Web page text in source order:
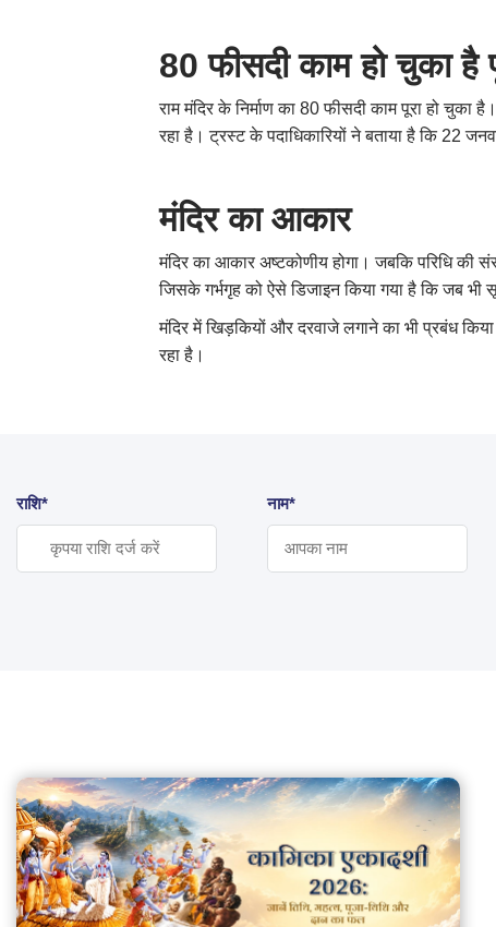
80 फीसदी काम हो चुका है
राम मंदिर के निर्माण का 80 फीसदी काम पूरा हो
रहा है। ट्रस्ट के पदाधिकारियों ने बताया है कि 22
मंदिर का आकार
मंदिर का आकार अष्टकोणीय होगा। जबकि परिधि की
जिसके गर्भगृह को ऐसे डिजाइन किया गया है कि जब भी
मंदिर में खिड़कियों और दरवाजे लगाने का भी प्रबंध
रहा है।
राशि* नाम*